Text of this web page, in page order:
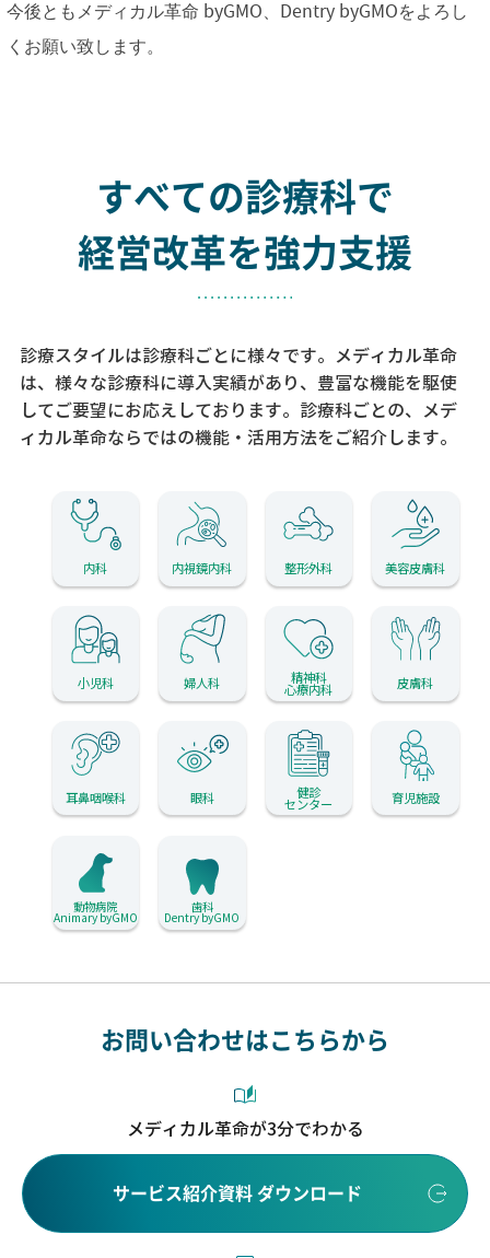
今後ともメディカル革命 byGMO、Dentry byGMOをよろし
くお願い致します。
すべての診療科で
経営改革を強力支援
診療スタイルは診療科ごとに様々です。メディカル革命
は、様々な診療科に導入実績があり、 豊富な機能を駆使
してご要望にお応えしております。 診療科ごとの、メデ
ィカル革命ならではの機能・活用方法をご紹介します。
内科 内視鏡内科 整形外科 美容皮膚科
小児科 婦人科 精神科
心療内科 皮膚科
耳鼻咽喉科 眼科 健診
センター 育児施設
動物病院
Animary byGMO
歯科
Dentry byGMO
お問い合わせはこちらから
メディカル革命が3分でわかる
サービス紹介資料 ダウンロード